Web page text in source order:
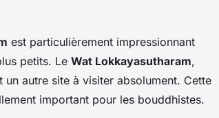
est particulièrement impressionnant
petits. Le Wat Lokkayasutharam,
autre site à visiter absolument. Cette
important pour les bouddhistes.